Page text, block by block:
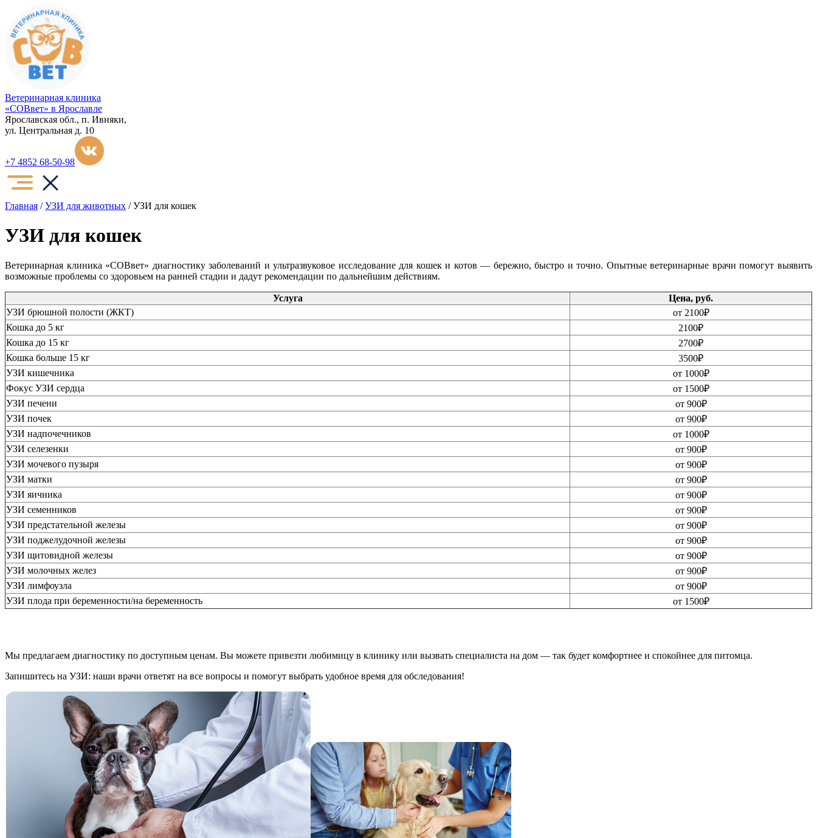
Ветеринарная клиника
«СОВвет» в Ярославле
Ярославская обл., п. Ивняки,
ул. Центральная д. 10
+7 4852 68-50-98
Главная /УЗИ для животных /УЗИ для кошек
УЗИ для кошек
Ветеринарная клиника «СОВвет» диагностику заболеваний и ультразвуковое исследование для кошек и котов — бережно, быстро и точно. Опытные ветеринарные врачи помогут выявить
возможные проблемы со здоровьем на ранней стадии и дадут рекомендации по дальнейшим действиям.
Услуга
Цена, руб.
УЗИ брюшной полости (ЖКТ)
от 2100₽
Кошка до 5 кг
2100₽
Кошка до 15 кг
2700₽
Кошка больше 15 кг
3500₽
УЗИ кишечника
от 1000₽
Фокус УЗИ сердца
от 1500₽
УЗИ печени
от 900₽
УЗИ почек
от 900₽
УЗИ надпочечников
от 1000₽
УЗИ селезенки
от 900₽
УЗИ мочевого пузыря
от 900₽
УЗИ матки
от 900₽
УЗИ яичника
от 900₽
УЗИ семенников
от 900₽
УЗИ предстательной железы
от 900₽
УЗИ поджелудочной железы
от 900₽
УЗИ щитовидной железы
от 900₽
УЗИ молочных желез
от 900₽
УЗИ лимфоузла
от 900₽
УЗИ плода при беременности/на беременность
от 1500₽
Мы предлагаем диагностику по доступным ценам. Вы можете привезти любимицу в клинику или вызвать специалиста на дом — так будет комфортнее и спокойнее для питомца.
Запишитесь на УЗИ: наши врачи ответят на все вопросы и помогут выбрать удобное время для обследования!